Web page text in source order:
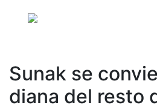
Sunak se
diana del resto